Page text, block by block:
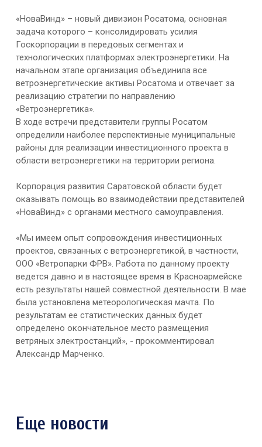
«НоваВинд» – новый дивизион Росатома, основная
задача которого – консолидировать усилия
Госкорпорации в передовых сегментах и
технологических платформах электроэнергетики. На
начальном этапе организация объединила все
ветроэнергетические активы Росатома и отвечает за
реализацию стратегии по направлению
«Ветроэнергетика».
В ходе встречи представители группы Росатом
определили наиболее перспективные муниципальные
районы для реализации инвестиционного проекта в
области ветроэнергетики на территории региона.
Корпорация развития Саратовской области будет
оказывать помощь во взаимодействии представителей
«НоваВинд» с органами местного самоуправления.
«Мы имеем опыт сопровождения инвестиционных
проектов, связанных с ветроэнергетикой, в частности,
ООО «Ветропарки ФРВ». Работа по данному проекту
ведется давно и в настоящее время в Красноармейске
есть результаты нашей совместной деятельности. В мае
была установлена метеорологическая мачта. По
результатам ее статистических данных будет
определено окончательное место размещения
ветряных электростанций», - прокомментировал
Александр Марченко.
Еще новости